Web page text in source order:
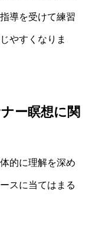
導を受けて練習
やすくなりま
ー瞑想に関
的に理解を深め
スに当てはまる